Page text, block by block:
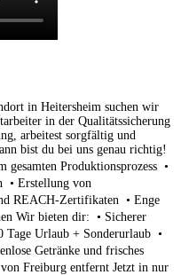
in Heitersheim suchen wir
in der Qualitätssicherung
arbeitest sorgfältig und
bist du bei uns genau richtig!
gesamten Produktionsprozess •
• Erstellung von
REACH-Zertifikaten • Enge
Wir bieten dir: • Sicherer
Urlaub + Sonderurlaub •
Getränke und frisches
Freiburg entfernt Jetzt in nur